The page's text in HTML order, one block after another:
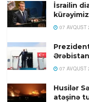
İsrailin
07 AVQUST
07 AVQUST
Husilər
atəşinə